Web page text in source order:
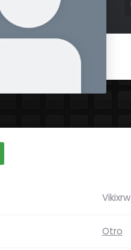
Vikixrw
Otro